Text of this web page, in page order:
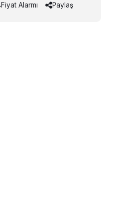
Fiyat Alarmı Paylaş